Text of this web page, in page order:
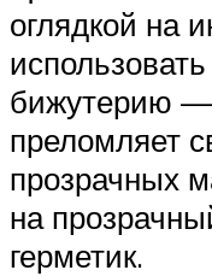
оглядкой на
бижутерию —
преломляет
прозрачных
на
герметик.